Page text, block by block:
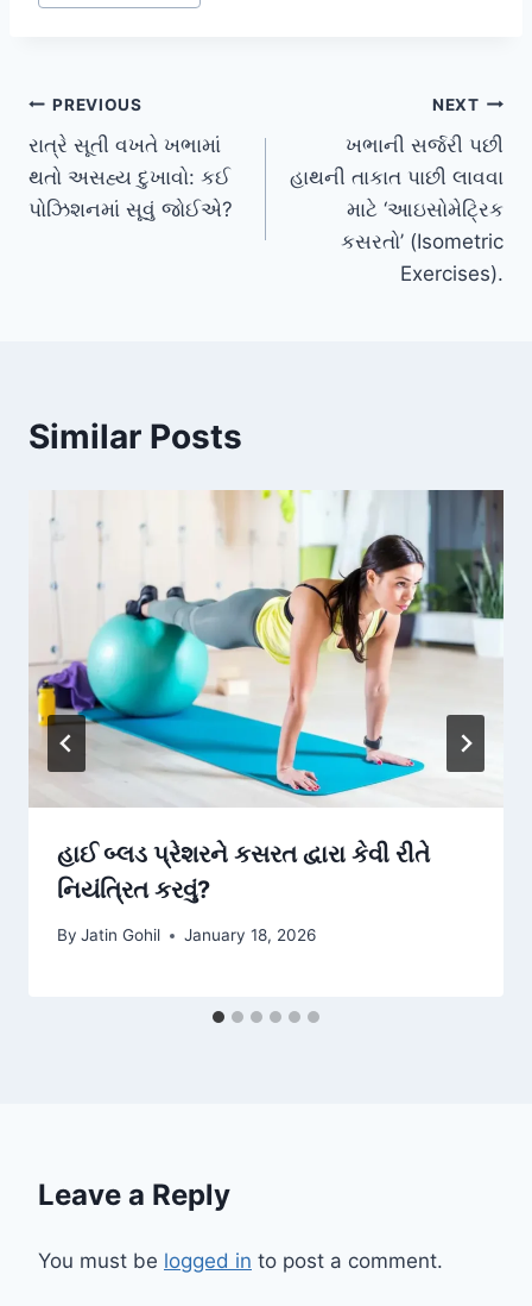
Post
navigation
PREVIOUS
રાત્રે સૂતી વખતે ખભામાં
થતો અસહ્ય દુખાવો: કઈ
પોઝિશનમાં સૂવું જોઈએ?
NEXT
ખભાની સર્જરી પછી
હાથની તાકાત પાછી લાવવા
માટે ‘આઇસોમેટ્રિક
કસરતો’ (Isometric
Exercises).
Similar Posts
હાઈ બ્લડ પ્રેશરને કસરત દ્વારા કેવી રીતે
નિયંત્રિત કરવું?
By Jatin Gohil January 18, 2026
Leave a Reply
You must be logged in to post a comment.